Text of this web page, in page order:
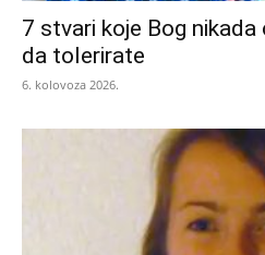
7 stvari koje Bog
da tolerirate
6. kolovoza 2026.